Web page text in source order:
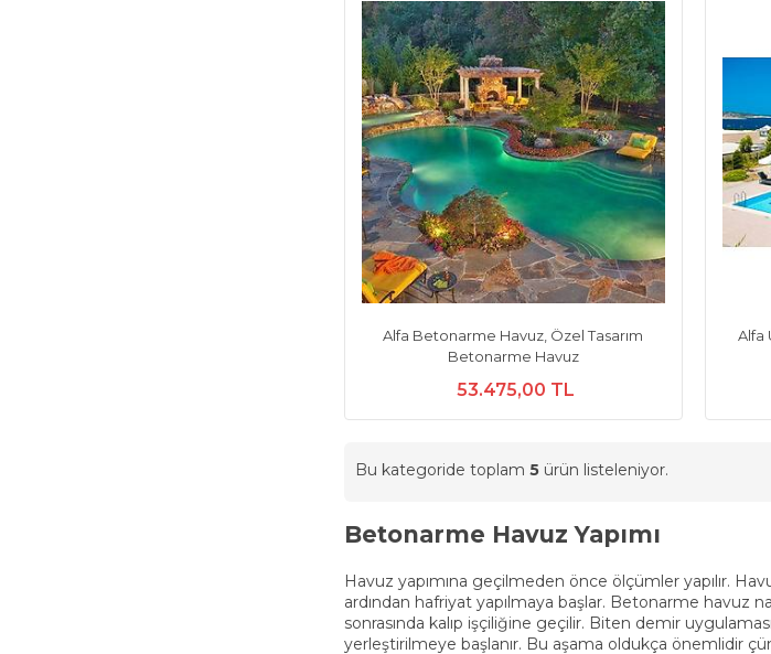
Alfa Betonarme Havuz, Özel Tasarım
Betonarme Havuz
53.475,00 TL
Alfa
Bu kategoride toplam 5 ürün listeleniyor.
Betonarme Havuz Yapımı
Havuz yapımına geçilmeden önce ölçümler yapılır.
ardından hafriyat yapılmaya başlar. Betonarme havuz
sonrasında kalıp işçiliğine geçilir. Biten demir
yerleştirilmeye başlanır. Bu aşama oldukça önemlidir